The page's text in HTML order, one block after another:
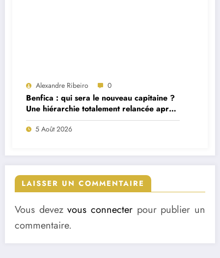
Alexandre Ribeiro 0
Benfica : qui sera le nouveau capitaine ?
Une hiérarchie totalement relancée après
deux départs majeurs
5 Août 2026
LAISSER UN COMMENTAIRE
Vous devezvous connecter pour publier un
commentaire.